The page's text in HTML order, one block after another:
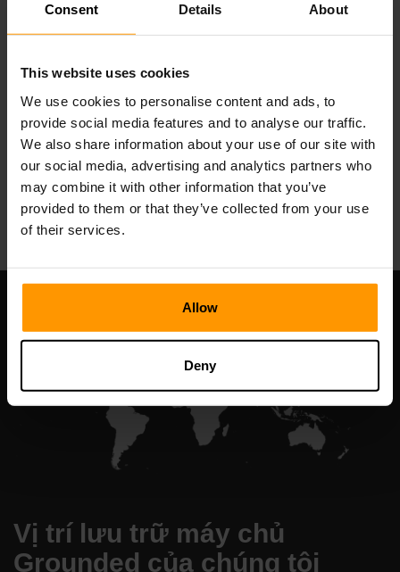
Consent Details About
This website uses cookies
We use cookies to personalise content and ads, to
provide social media features and to analyse our traffic.
We also share information about your use of our site with
our social media, advertising and analytics partners who
may combine it with other information that you’ve
provided to them or that they’ve collected from your use
of their services.
Allow
Deny
Valheim
máy chủ lưu trữ
All Games
Vị trí lưu trữ máy chủ
Grounded của chúng tôi